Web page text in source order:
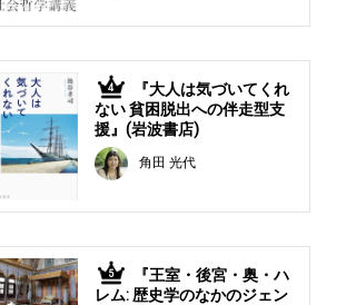
4
『大人は気づいてくれ
ない 貧困脱出への伴走型支
援』(岩波書店)
角田 光代
5
『王室・後宮・奥・ハ
レム: 歴史学のなかのジェン